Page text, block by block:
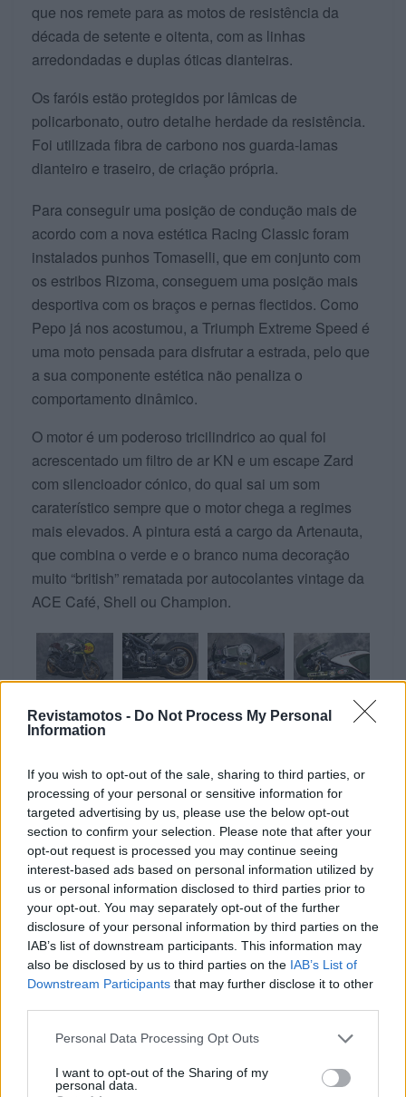
Revistamotos - Do Not Process My Personal
Information
If you wish to opt-out of the sale, sharing to third parties, or
processing of your personal or sensitive information for
targeted advertising by us, please use the below opt-out
section to confirm your selection. Please note that after your
opt-out request is processed you may continue seeing
interest-based ads based on personal information utilized by
us or personal information disclosed to third parties prior to
your opt-out. You may separately opt-out of the further
disclosure of your personal information by third parties on the
IAB’s list of downstream participants. This information may
also be disclosed by us to third parties on the IAB’s List of
Downstream Participants that may further disclose it to other
Personal Data Processing Opt Outs
I want to opt-out of the Sharing of my
personal data.
que nos remete para as motos de resistência da
década de setente e oitenta, com as linhas
arredondadas e duplas óticas dianteiras.
Os faróis estão protegidos por lâmicas de
policarbonato, outro detalhe herdade da resistência.
Foi utilizada fibra de carbono nos guarda-lamas
dianteiro e traseiro, de criação própria.
Para conseguir uma posição de condução mais de
acordo com a nova estética Racing Classic foram
instalados punhos Tomaselli, que em conjunto com
os estribos Rizoma, conseguem uma posição mais
desportiva com os braços e pernas flectidos. Como
Pepo já nos acostumou, a Triumph Extreme Speed é
uma moto pensada para disfrutar a estrada, pelo que
a sua componente estética não penaliza o
comportamento dinâmico.
O motor é um poderoso tricilindrico ao qual foi
acrescentado um filtro de ar KN e um escape Zard
com silencioador cónico, do qual sai um som
caraterístico sempre que o motor chega a regimes
mais elevados. A pintura está a cargo da Artenauta,
que combina o verde e o branco numa decoração
muito “british” rematada por autocolantes vintage da
ACE Café, Shell ou Champion.
Extreme
Tomaselli
triumph
RELACIONADOS
NOTÍCIAS